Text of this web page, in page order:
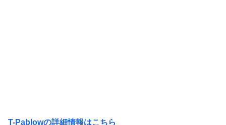
T-Pablowの詳細情報はこちら